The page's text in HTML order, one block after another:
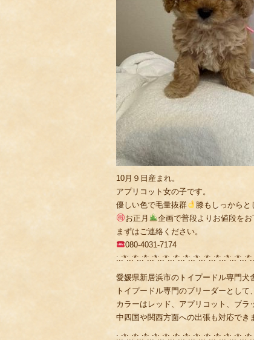
10月９日産まれ。
アプリコット女の子です。
優しい色で毛量抜群
膝もしっからと
お正月
企画で普段よりお値段をお
まずはご連絡ください。
080-4031-7174
愛媛県新居浜市のトイプードル専門犬
トイプードル専門のブリーダーとし
カラーはレッド、アプリコット、ブ
中四国や関西方面への出張も対応で